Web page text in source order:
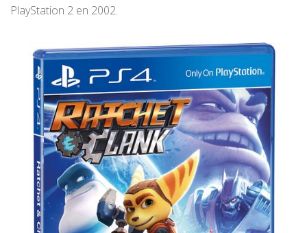
PlayStation 2 en 2002.